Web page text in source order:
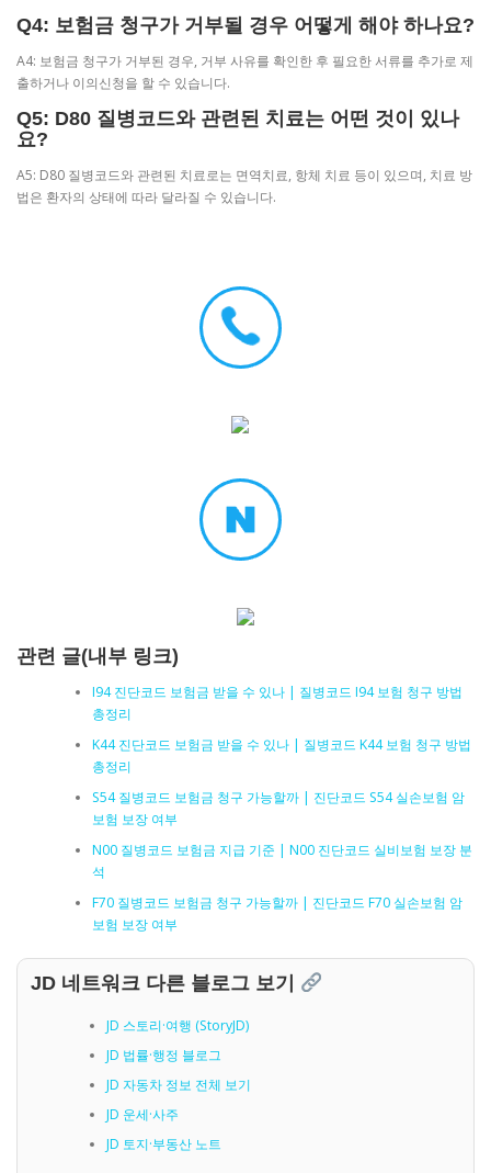
Q4: 보험금 청구가 거부될 경우 어떻게 해야 하나요?
A4: 보험금 청구가 거부된 경우, 거부 사유를 확인한 후 필요한 서류를 추가로 제
출하거나 이의신청을 할 수 있습니다.
Q5: D80 질병코드와 관련된 치료는 어떤 것이 있나
요?
A5: D80 질병코드와 관련된 치료로는 면역치료, 항체 치료 등이 있으며, 치료 방
법은 환자의 상태에 따라 달라질 수 있습니다.
관련 글(내부 링크)
I94 진단코드 보험금 받을 수 있나 | 질병코드 I94 보험 청구 방법
총정리
K44 진단코드 보험금 받을 수 있나 | 질병코드 K44 보험 청구 방법
총정리
S54 질병코드 보험금 청구 가능할까 | 진단코드 S54 실손보험 암
보험 보장 여부
N00 질병코드 보험금 지급 기준 | N00 진단코드 실비보험 보장 분
석
F70 질병코드 보험금 청구 가능할까 | 진단코드 F70 실손보험 암
보험 보장 여부
JD 네트워크 다른 블로그 보기
JD 스토리·여행 (StoryJD)
JD 법률·행정 블로그
JD 자동차 정보 전체 보기
JD 운세·사주
JD 토지·부동산 노트